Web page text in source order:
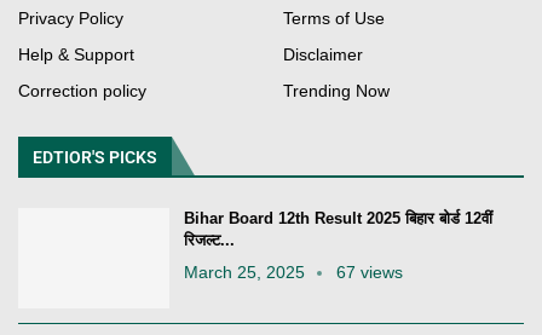
Privacy Policy
Terms of Use
Help & Support
Disclaimer
Correction policy
Trending Now
EDTIOR'S PICKS
Bihar Board 12th Result 2025 बिहार बोर्ड 12वीं
रिजल्ट...
March 25, 2025 67 views